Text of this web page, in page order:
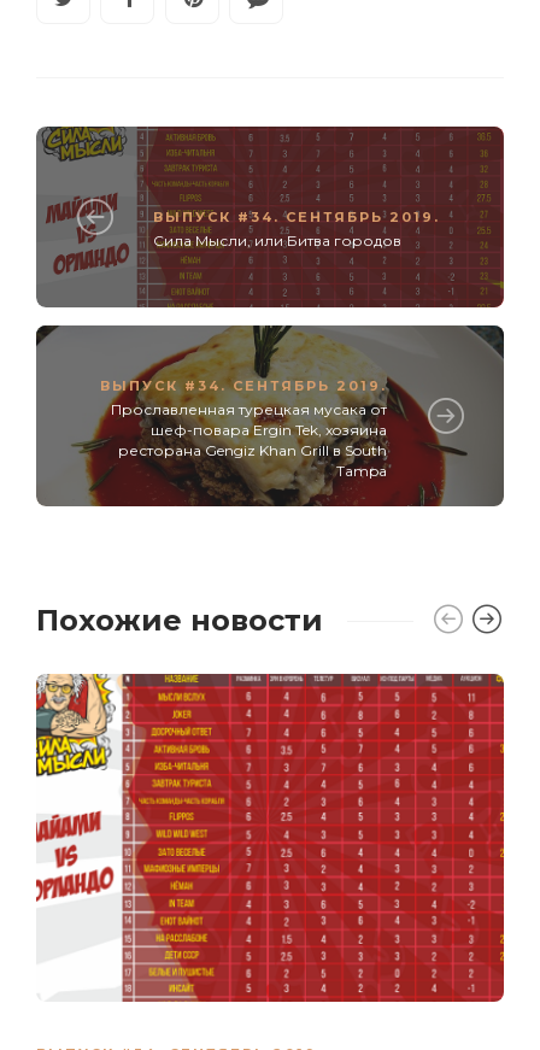
ВЫПУСК #34. СЕНТЯБРЬ 2019.
Сила Мысли, или Битва городов
ВЫПУСК #34. СЕНТЯБРЬ 2019.
Прославленная турецкая мусака от
шеф-повара Ergin Tek, xoзяина
ресторана Gengiz Khan Grill в South
Tampa
Похожие новости